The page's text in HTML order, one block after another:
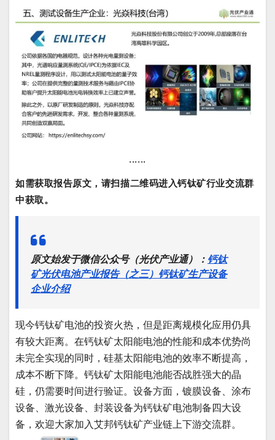
......
如需获取报告原文，请扫描二维码进入钙钛矿行业交流群
中获取。
原文始发于微信公众号（光伏产业通）： 钙钛
矿光伏电池产业报告（之三）钙钛矿生产设备
企业介绍
现今钙钛矿电池的投资火热，但是距离规模化应用仍具
有较大距离。在钙钛矿太阳能电池的性能和成本优势尚
未完全实现的同时，硅基太阳能电池的效率不断提高，
成本不断下降。钙钛矿太阳能电池能否战胜强大的晶
硅，仍需要时间进行验证。设备方面，镀膜设备、涂布
设备、激光设备、封装设备为钙钛矿电池制备四大设
备，欢迎大家加入艾邦钙钛矿产业链上下游交流群。